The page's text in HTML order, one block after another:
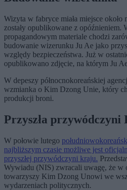
Wizyta w fabryce miała miejsce około
zostały opublikowane z opóźnieniem.
propagandowym materiale chodzi
budowanie wizerunku Ju Ae jako
względy bezpieczeństwa. Już w
opublikowano zdjęcie, na którym Ju
W depeszy północnokoreańskiej
wzmianka o Kim Dzong Unie, który
produkcji broni.
Przyszła przywódczyni
W połowie lutego
najbliższym czasie możliwe jest
przyszłej przywódczyni kraju.
Wywiadu (NIS) zwracali uwagę, że w
towarzyszy Kim Dzong Unowi we
wydarzeniach politycznych.